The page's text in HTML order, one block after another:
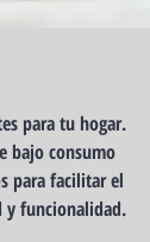
para tu hogar.
bajo consumo
para facilitar el
y funcionalidad.